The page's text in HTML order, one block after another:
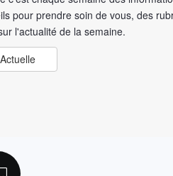
pour prendre soin de vous, des
l'actualité de la semaine.